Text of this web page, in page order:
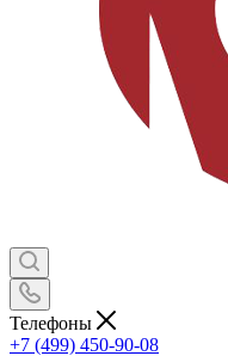
Телефоны
+7 (499) 450-90-08